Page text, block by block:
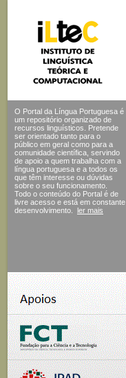
O Portal da Língua Portuguesa é
um repositório organizado de
recursos linguísticos. Pretende
ser orientado tanto para o
público em geral como para a
comunidade científica, servindo
de apoio a quem trabalha com a
língua portuguesa e a todos os
que têm interesse ou dúvidas
sobre o seu funcionamento.
Todo o conteúdo do Portal é de
livre acesso e está em constante
desenvolvimento.
ler mais